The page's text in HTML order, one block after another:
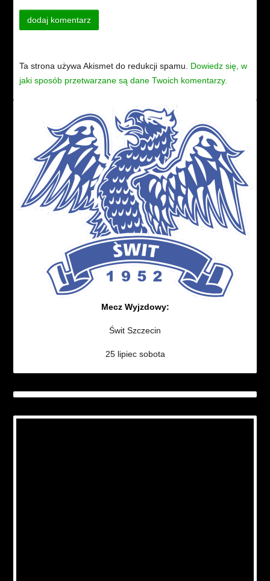
Ta strona używa Akismet do redukcji spamu. Dowiedz się, w
jaki sposób przetwarzane są dane Twoich komentarzy.
Mecz Wyjzdowy:
Świt Szczecin
25 lipiec sobota